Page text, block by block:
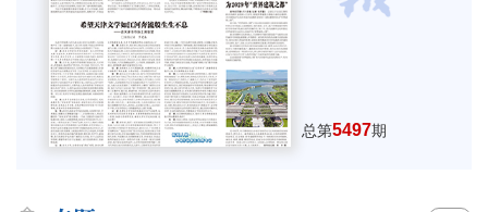
总第5497期